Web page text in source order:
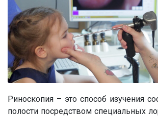
Риноскопия – это способ изучения
полости посредством специальных